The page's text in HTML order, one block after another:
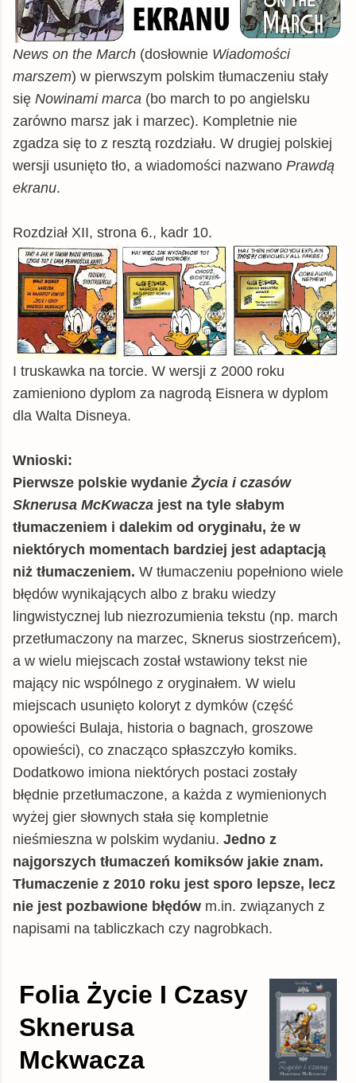
News on the March (dosłownie Wiadomości
marszem) w pierwszym polskim tłumaczeniu stały
się Nowinami marca (bo march to po angielsku
zarówno marsz jak i marzec). Kompletnie nie
zgadza się to z resztą rozdziału. W drugiej polskiej
wersji usunięto tło, a wiadomości nazwano Prawdą
ekranu.
Rozdział XII, strona 6., kadr 10.
I truskawka na torcie. W wersji z 2000 roku
zamieniono dyplom za nagrodą Eisnera w dyplom
dla Walta Disneya.
Wnioski:
Pierwsze polskie wydanieŻycia i czasów
Sknerusa McKwacza jest na tyle słabym
tłumaczeniem i dalekim od oryginału, że w
niektórych momentach bardziej jest adaptacją
niż tłumaczeniem. W tłumaczeniu popełniono wiele
błędów wynikających albo z braku wiedzy
lingwistycznej lub niezrozumienia tekstu (np. march
przetłumaczony na marzec, Sknerus siostrzeńcem),
a w wielu miejscach został wstawiony tekst nie
mający nic wspólnego z oryginałem. W wielu
miejscach usunięto koloryt z dymków (część
opowieści Bulaja, historia o bagnach, groszowe
opowieści), co znacząco spłaszczyło komiks.
Dodatkowo imiona niektórych postaci zostały
błędnie przetłumaczone, a każda z wymienionych
wyżej gier słownych stała się kompletnie
nieśmieszna w polskim wydaniu. Jedno z
najgorszych tłumaczeń komiksów jakie znam.
Tłumaczenie z 2010 roku jest sporo lepsze, lecz
nie jest pozbawione błędów m.in. związanych z
napisami na tabliczkach czy nagrobkach.